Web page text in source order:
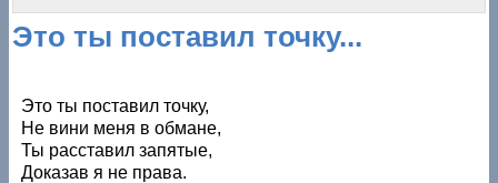
Вы здесь
Это ты поставил точку...
Это ты поставил точку,
Не вини меня в обмане,
Ты расставил запятые,
Доказав я не права.